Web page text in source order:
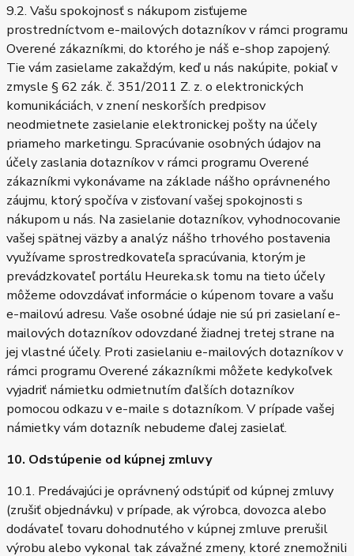
9.2. Vašu spokojnosť s nákupom zisťujeme
prostredníctvom e-mailových dotazníkov v rámci programu
Overené zákazníkmi, do ktorého je náš e-shop zapojený.
Tie vám zasielame zakaždým, keď u nás nakúpite, pokiaľ v
zmysle § 62 zák. č. 351/2011 Z. z. o elektronických
komunikáciách, v znení neskorších predpisov
neodmietnete zasielanie elektronickej pošty na účely
priameho marketingu. Spracúvanie osobných údajov na
účely zaslania dotazníkov v rámci programu Overené
zákazníkmi vykonávame na základe nášho oprávneného
záujmu, ktorý spočíva v zisťovaní vašej spokojnosti s
nákupom u nás. Na zasielanie dotazníkov, vyhodnocovanie
vašej spätnej väzby a analýz nášho trhového postavenia
využívame sprostredkovateľa spracúvania, ktorým je
prevádzkovateľ portálu Heureka.sk tomu na tieto účely
môžeme odovzdávať informácie o kúpenom tovare a vašu
e-mailovú adresu. Vaše osobné údaje nie sú pri zasielaní e-
mailových dotazníkov odovzdané žiadnej tretej strane na
jej vlastné účely. Proti zasielaniu e-mailových dotazníkov v
rámci programu Overené zákazníkmi môžete kedykoľvek
vyjadriť námietku odmietnutím ďalších dotazníkov
pomocou odkazu v e-maile s dotazníkom. V prípade vašej
námietky vám dotazník nebudeme ďalej zasielať.
10. Odstúpenie od kúpnej zmluvy
10.1. Predávajúci je oprávnený odstúpiť od kúpnej zmluvy
(zrušiť objednávku) v prípade, ak výrobca, dovozca alebo
dodávateľ tovaru dohodnutého v kúpnej zmluve prerušil
výrobu alebo vykonal tak závažné zmeny, ktoré znemožnili